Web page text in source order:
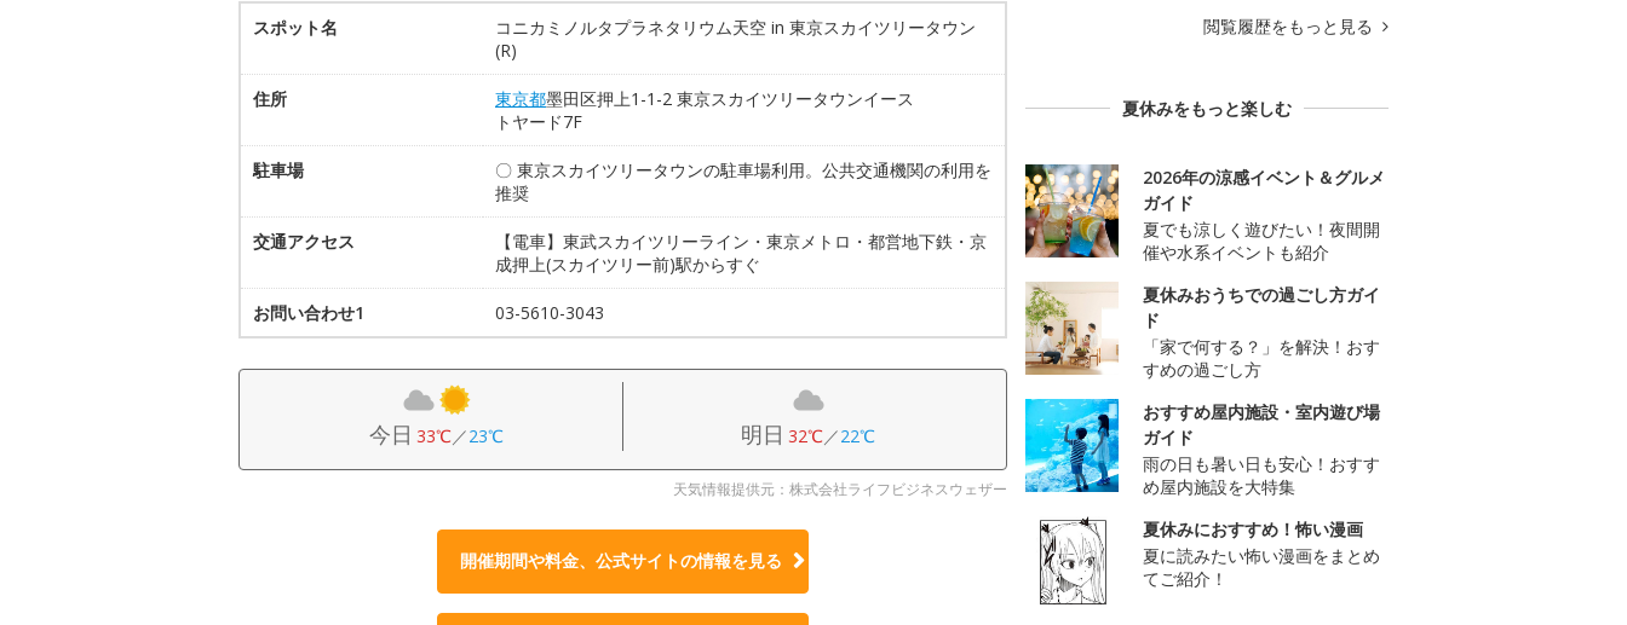
スポット名
コニカミノルタプラネタリウム天空 in 東京スカイツリータウン
(R)
住所 東京都墨田区押上1-1-2 東京スカイツリータウンイース
トヤード7F
駐車場
〇 東京スカイツリータウンの駐車場利用。公共交通機関の利用を
推奨
交通アクセス
【電車】東武スカイツリーライン・東京メトロ・都営地下鉄・京
成押上(スカイツリー前)駅からすぐ
お問い合わせ1 03-5610-3043
今日 33℃／23℃ 明日 32℃／22℃
天気情報提供元：株式会社ライフビジネスウェザー
開催期間や料金、公式サイトの情報を見る
閲覧履歴をもっと見る
夏休みをもっと楽しむ
2026年の涼感イベント＆グルメ
ガイド
夏でも涼しく遊びたい！夜間開
催や水系イベントも紹介
夏休みおうちでの過ごし方ガイ
ド
「家で何する？」を解決！おす
すめの過ごし方
おすすめ屋内施設・室内遊び場
ガイド
雨の日も暑い日も安心！おすす
め屋内施設を大特集
夏休みにおすすめ！怖い漫画
夏に読みたい怖い漫画をまとめ
てご紹介！